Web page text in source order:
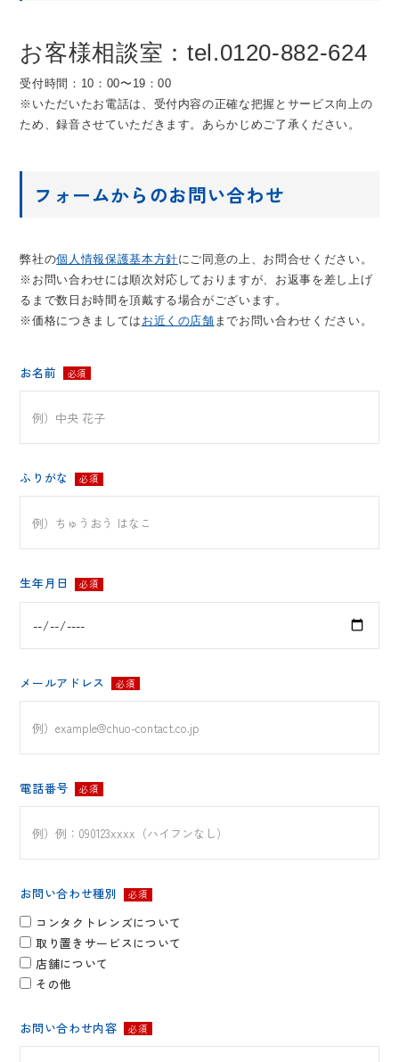
お客様相談室：tel.0120-882-624
受付時間：10：00〜19：00
※いただいたお電話は、受付内容の正確な把握とサービス向上の
ため、録音させていただきます。あらかじめご了承ください。
フォームからのお問い合わせ
弊社の個人情報保護基本方針にご同意の上、お問合せください。
※お問い合わせには順次対応しておりますが、お返事を差し上げ
るまで数日お時間を頂戴する場合がございます。
※価格につきましては お近くの店舗 までお問い合わせください。
お名前 必須
ふりがな 必須
生年月日 必須
メールアドレス 必須
電話番号 必須
お問い合わせ種別 必須
コンタクトレンズについて
取り置きサービスについて
店舗について
その他
お問い合わせ内容 必須